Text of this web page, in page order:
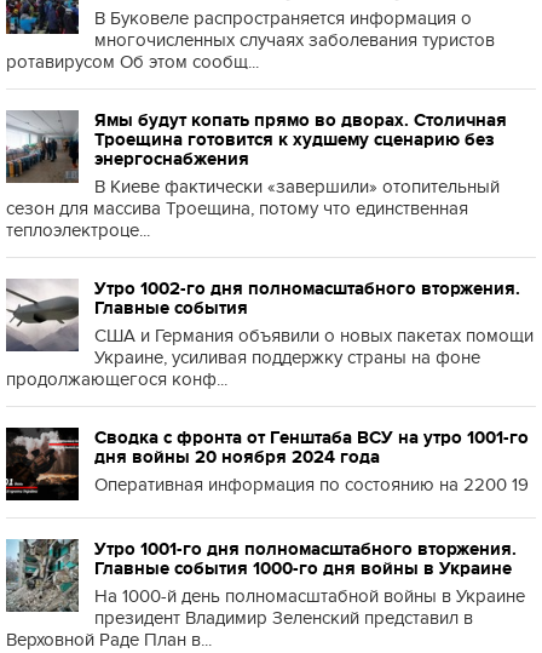
В Буковеле распространяется информация о
многочисленных случаях заболевания туристов
ротавирусом Об этом сообщ...
Ямы будут копать прямо во дворах. Столичная
Троещина готовится к худшему сценарию без
энергоснабжения
В Киеве фактически «завершили» отопительный
сезон для массива Троещина, потому что единственная
теплоэлектроце...
Утро 1002-го дня полномасштабного вторжения.
Главные события
США и Германия объявили о новых пакетах помощи
Украине, усиливая поддержку страны на фоне
продолжающегося конф...
Сводка с фронта от Генштаба ВСУ на утро 1001-го
дня войны 20 ноября 2024 года
Оперативная информация по состоянию на 2200 19
Утро 1001-го дня полномасштабного вторжения.
Главные события 1000-го дня войны в Украине
На 1000-й день полномасштабной войны в Украине
президент Владимир Зеленский представил в
Верховной Раде План в...